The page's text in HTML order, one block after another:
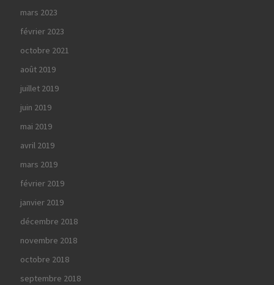
mars 2023
février 2023
octobre 2021
août 2019
juillet 2019
juin 2019
mai 2019
avril 2019
mars 2019
février 2019
janvier 2019
décembre 2018
novembre 2018
octobre 2018
septembre 2018